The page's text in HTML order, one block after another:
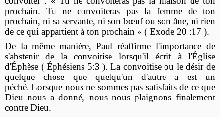
prochain. Tu ne convoiteras pas la femme de ton
prochain, ni sa servante, ni son bœuf ou son âne, ni rien
de ce qui appartient à ton prochain » ( Exode 20 :17 ).
De la même manière, Paul réaffirme l'importance de
s'abstenir de la convoitise lorsqu'il écrit à l'Église
d'Éphèse ( Éphésiens 5:3 ). La convoitise ou le désir de
quelque chose que quelqu'un d'autre a est un
péché. Lorsque nous ne sommes pas satisfaits de ce que
Dieu nous a donné, nous nous plaignons finalement
contre Dieu.